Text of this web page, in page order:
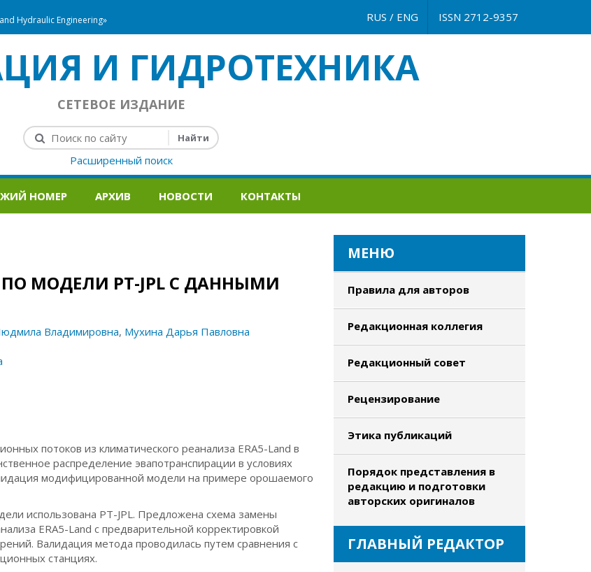
Hydraulic Engineering»
ISSN 2712-9357
RUS / ENG
И ГИДРОТЕХНИКА
СЕТЕВОЕ ИЗДАНИЕ
Расширенный поиск
НОМЕР АРХИВ НОВОСТИ КОНТАКТЫ
МОДЕЛИ PT-JPL С ДАННЫМИ
Владимировна, Мухина Дарья Павловна
потоков из климатического реанализа ERA5-Land в
распределение эвапотранспирации в условиях
модифицированной модели на примере орошаемого
использована PT-JPL. Предложена схема замены
ERA5-Land с предварительной корректировкой
Валидация метода проводилась путем сравнения с
станциях.
МЕНЮ
Правила для авторов
Редакционная коллегия
Редакционный совет
Рецензирование
Этика публикаций
Порядок представления в
редакцию и подготовки
авторских оригиналов
ГЛАВНЫЙ РЕДАКТОР